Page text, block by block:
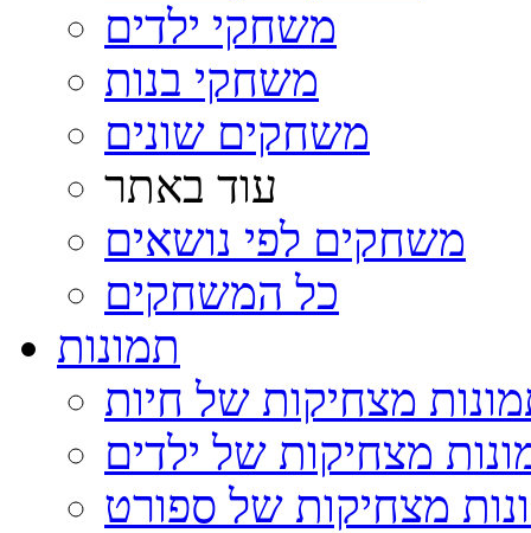
משחקי ילדים
משחקי בנות
משחקים שונים
עוד באתר
משחקים לפי נושאים
כל המשחקים
תמונות
מצחיקות של חיות
מצחיקות של ילדים
מצחיקות של ספורט